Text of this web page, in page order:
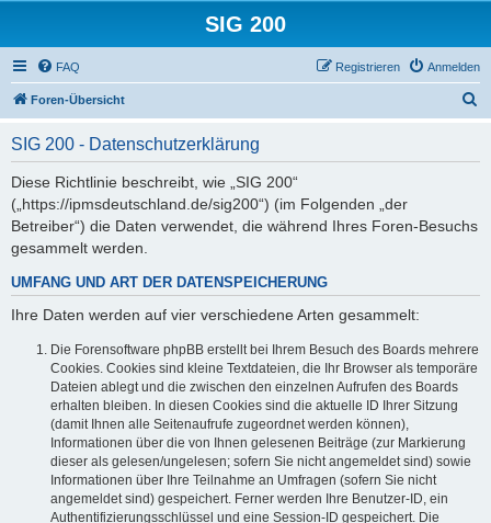
SIG 200
FAQ Anmelden
Registrieren
Foren-Übersicht
SIG 200 - Datenschutzerklärung
Diese Richtlinie beschreibt, wie „SIG 200“
(„https://ipmsdeutschland.de/sig200“) (im Folgenden „der
Betreiber“) die Daten verwendet, die während Ihres Foren-Besuchs
gesammelt werden.
UMFANG UND ART DER DATENSPEICHERUNG
Ihre Daten werden auf vier verschiedene Arten gesammelt:
Die Forensoftware phpBB erstellt bei Ihrem Besuch des Boards mehrere
Cookies. Cookies sind kleine Textdateien, die Ihr Browser als temporäre
Dateien ablegt und die zwischen den einzelnen Aufrufen des Boards
erhalten bleiben. In diesen Cookies sind die aktuelle ID Ihrer Sitzung
(damit Ihnen alle Seitenaufrufe zugeordnet werden können),
Informationen über die von Ihnen gelesenen Beiträge (zur Markierung
dieser als gelesen/ungelesen; sofern Sie nicht angemeldet sind) sowie
Informationen über Ihre Teilnahme an Umfragen (sofern Sie nicht
angemeldet sind) gespeichert. Ferner werden Ihre Benutzer-ID, ein
Authentifizierungsschlüssel und eine Session-ID gespeichert. Die